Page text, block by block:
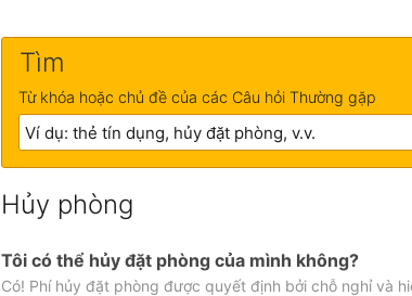
Tìm
Từ khóa hoặc chủ đề của các Câu hỏi Thường gặp
Hủy phòng
Tôi có thể hủy đặt phòng của mình không?
Có! Phí hủy đặt phòng được quyết định bởi chỗ nghỉ và